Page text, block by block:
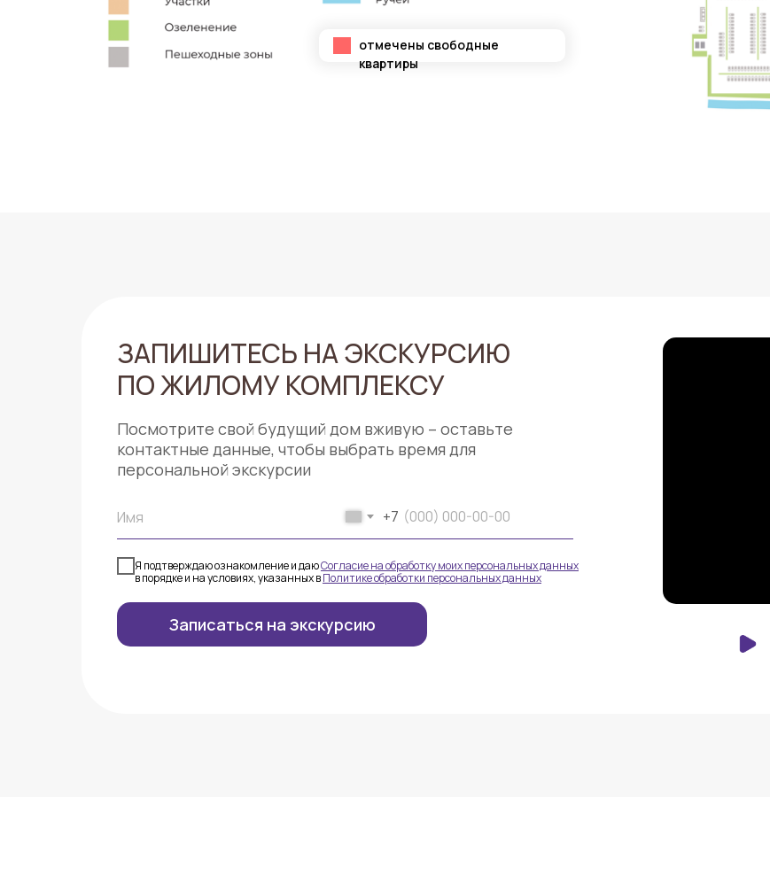
отмечены свободные
квартиры
Посмотрите свой будущий дом вживую – оставьте
контактные данные, чтобы выбрать время для
персональной экскурсии
ЗАПИШИТЕСЬ НА ЭКСКУРСИЮ
ПО ЖИЛОМУ КОМПЛЕКСУ
+7
Я подтверждаю ознакомление и даюСогласие на обработку моих персональных данных
в порядке и на условиях, указанных вПолитике обработки персональных данных
Записаться на экскурсию